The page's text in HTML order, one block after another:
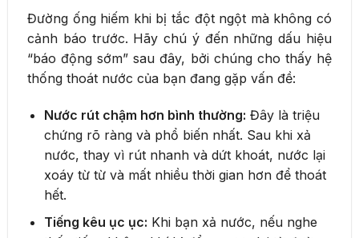
Đường ống hiếm khi bị tắc đột ngột mà không có
cảnh báo trước. Hãy chú ý đến những dấu hiệu
“báo động sớm” sau đây, bởi chúng cho thấy hệ
thống thoát nước của bạn đang gặp vấn đề:
Nước rút chậm hơn bình thường: Đây là triệu
chứng rõ ràng và phổ biến nhất. Sau khi xả
nước, thay vì rút nhanh và dứt khoát, nước lại
xoáy từ từ và mất nhiều thời gian hơn để thoát
hết.
Tiếng kêu ục ục: Khi bạn xả nước, nếu nghe